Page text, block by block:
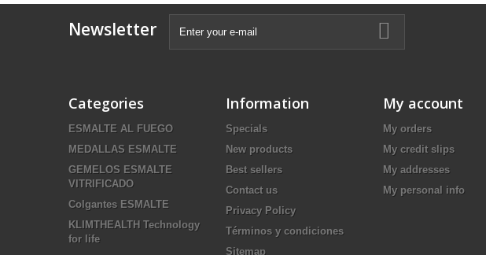
Newsletter
Categories
ESMALTE AL FUEGO
MEDALLAS ESMALTE
GEMELOS ESMALTE
VITRIFICADO
Colgantes ESMALTE
KLIMTHEALTH Technology
for life
Information
Specials
New products
Best sellers
Contact us
Privacy Policy
Términos y condiciones
Sitemap
My account
My orders
My credit slips
My addresses
My personal info